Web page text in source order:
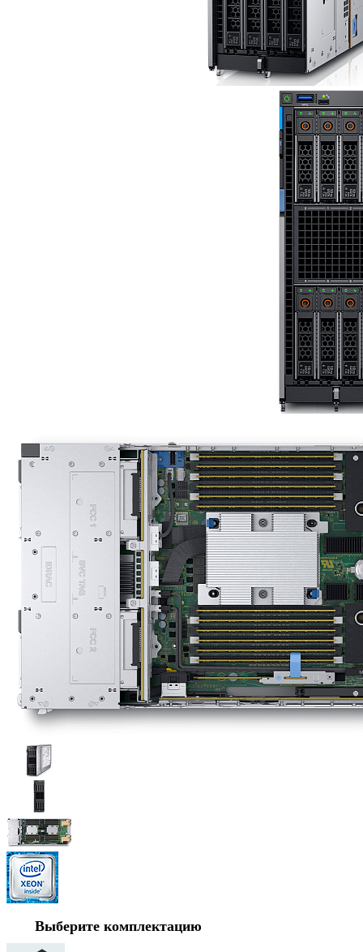
Выберите комплектацию